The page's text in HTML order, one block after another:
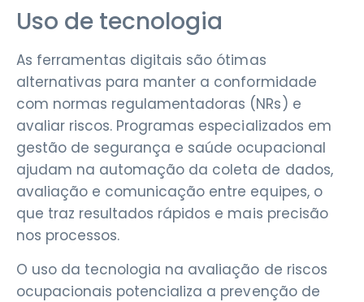
Uso de tecnologia
As ferramentas digitais são ótimas
alternativas para manter a conformidade
com normas regulamentadoras (NRs) e
avaliar riscos. Programas especializados em
gestão de segurança e saúde ocupacional
ajudam na automação da coleta de dados,
avaliação e comunicação entre equipes, o
que traz resultados rápidos e mais precisão
nos processos.
O uso da tecnologia na avaliação de riscos
ocupacionais potencializa a prevenção de